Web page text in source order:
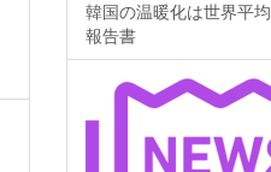
韓国の温暖化は世界平
報告書